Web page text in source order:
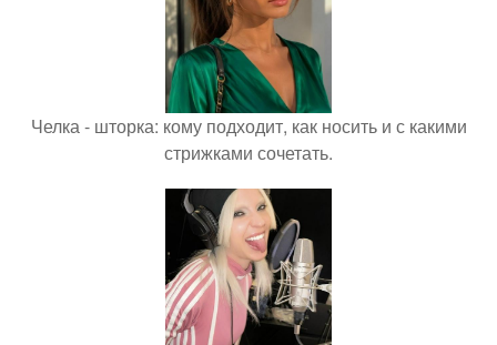
Челка - шторка: кому подходит, как носить и с какими
стрижками сочетать.